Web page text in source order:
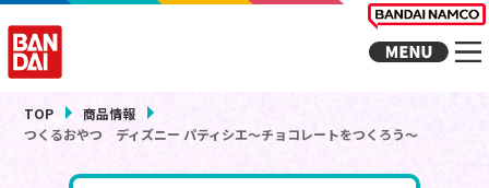
TOP
商品情報
つくるおやつ ディズニー パティシエ～チョコレートをつくろう～